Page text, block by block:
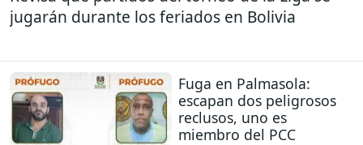
jugarán durante los feriados en Bolivia
Fuga en Palmasola:
escapan dos peligrosos
reclusos, uno es
miembro del PCC